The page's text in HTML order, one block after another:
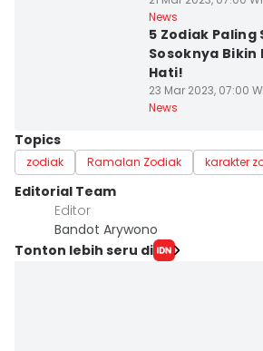
News
5 Zodiak Paling
Sosoknya
Hati!
23 Mar 2023, 07:00
News
Topics
zodiak Ramalan Zodiak karakter
Editorial Team
Editor
Bandot Arywono
Tonton lebih seru di